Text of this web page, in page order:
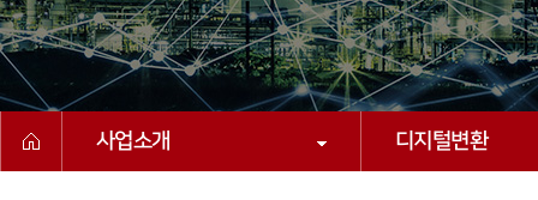
사업소개 디지털변환